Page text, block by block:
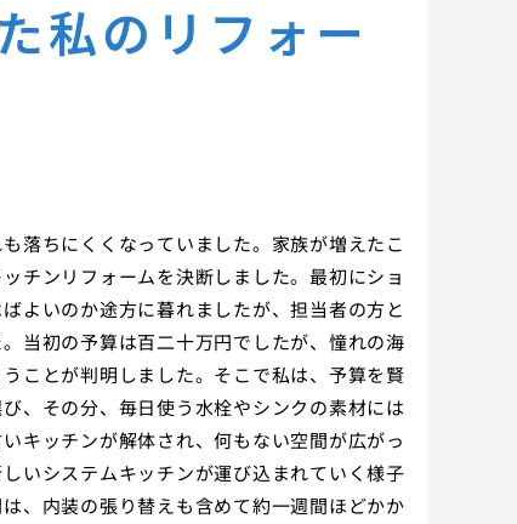
私のリフォー
落ちにくくなっていました。家族が増えたこ
チンリフォームを決断しました。最初にショ
よいのか途方に暮れましたが、担当者の方と
当初の予算は百二十万円でしたが、憧れの海
ことが判明しました。そこで私は、予算を賢
、その分、毎日使う水栓やシンクの素材には
キッチンが解体され、何もない空間が広がっ
いシステムキッチンが運び込まれていく様子
、内装の張り替えも含めて約一週間ほどかか